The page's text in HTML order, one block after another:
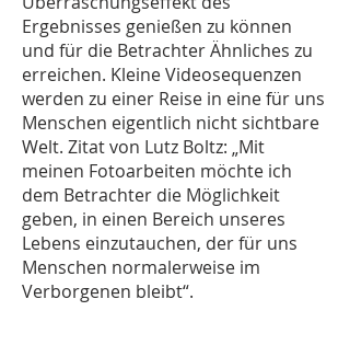
Ergebnisses genießen zu können
und für die Betrachter Ähnliches zu
erreichen. Kleine Videosequenzen
werden zu einer Reise in eine für uns
Menschen eigentlich nicht sichtbare
Welt. Zitat von Lutz Boltz: „Mit
meinen Fotoarbeiten möchte ich
dem Betrachter die Möglichkeit
geben, in einen Bereich unseres
Lebens einzutauchen, der für uns
Menschen normalerweise im
Verborgenen bleibt“.